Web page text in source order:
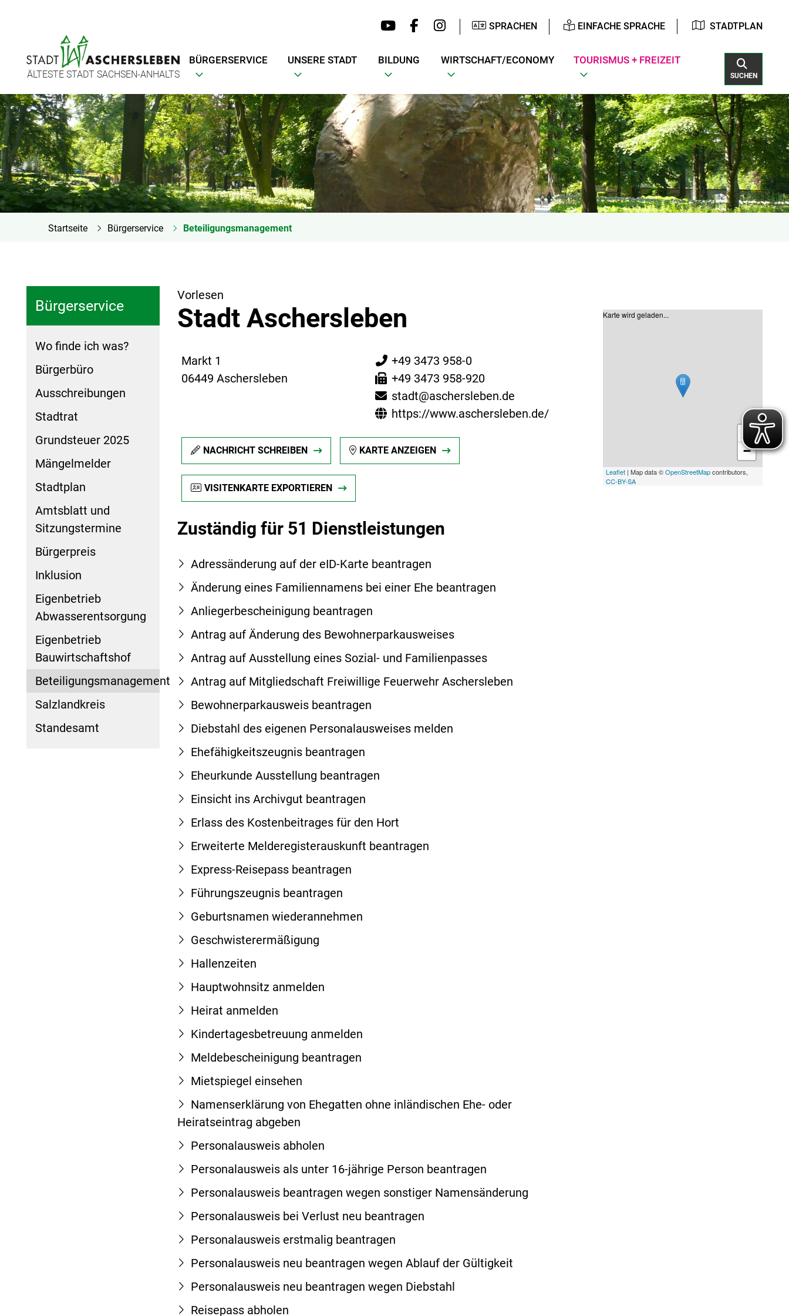
SPRACHEN EINFACHE SPRACHE STADTPLAN
ÄLTESTE STADT SACHSEN-ANHALTS
BÜRGERSERVICE UNSERE STADT BILDUNG WIRTSCHAFT/ECONOMY TOURISMUS + FREIZEIT
SUCHEN
Startseite Bürgerservice Beteiligungsmanagement
Bürgerservice
Wo finde ich was?
Bürgerbüro
Ausschreibungen
Stadtrat
Grundsteuer 2025
Mängelmelder
Stadtplan
Amtsblatt und
Sitzungstermine
Bürgerpreis
Inklusion
Eigenbetrieb
Abwasserentsorgung
Eigenbetrieb
Bauwirtschaftshof
Beteiligungsmanagement
Salzlandkreis
Standesamt
Vorlesen
Stadt Aschersleben
Markt 1
06449 Aschersleben
+49 3473 958-0
+49 3473 958-920
stadt@aschersleben.de
https://www.aschersleben.de/
NACHRICHT SCHREIBEN KARTE ANZEIGEN
VISITENKARTE EXPORTIEREN
Zuständig für 51 Dienstleistungen
Adressänderung auf der eID-Karte beantragen
Änderung eines Familiennamens bei einer Ehe beantragen
Anliegerbescheinigung beantragen
Antrag auf Änderung des Bewohnerparkausweises
Antrag auf Ausstellung eines Sozial- und Familienpasses
Antrag auf Mitgliedschaft Freiwillige Feuerwehr Aschersleben
Bewohnerparkausweis beantragen
Diebstahl des eigenen Personalausweises melden
Ehefähigkeitszeugnis beantragen
Eheurkunde Ausstellung beantragen
Einsicht ins Archivgut beantragen
Erlass des Kostenbeitrages für den Hort
Erweiterte Melderegisterauskunft beantragen
Express-Reisepass beantragen
Führungszeugnis beantragen
Geburtsnamen wiederannehmen
Geschwisterermäßigung
Hallenzeiten
Hauptwohnsitz anmelden
Heirat anmelden
Kindertagesbetreuung anmelden
Meldebescheinigung beantragen
Mietspiegel einsehen
Namenserklärung von Ehegatten ohne inländischen Ehe- oder
Heiratseintrag abgeben
Personalausweis abholen
Personalausweis als unter 16-jährige Person beantragen
Personalausweis beantragen wegen sonstiger Namensänderung
Personalausweis bei Verlust neu beantragen
Personalausweis erstmalig beantragen
Personalausweis neu beantragen wegen Ablauf der Gültigkeit
Personalausweis neu beantragen wegen Diebstahl
Reisepass abholen
Karte wird geladen...
−
Leaflet| Map data ©OpenStreetMapcontributors,
CC-BY-SA